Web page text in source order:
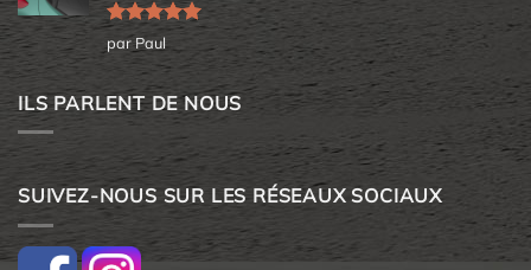
Note5sur
5
par Paul
ILS PARLENT DE NOUS
SUIVEZ-NOUS SUR LES RÉSEAUX SOCIAUX